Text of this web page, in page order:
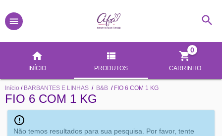
INÍCIO PRODUTOS CARRINHO
0
Início / BARBANTES E LINHAS / B&B / FIO 6 COM 1 KG
FIO 6 COM 1 KG
Não temos resultados para sua pesquisa. Por favor, tente